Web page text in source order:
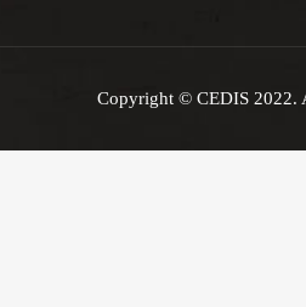
Copyright © CEDIS 2022.